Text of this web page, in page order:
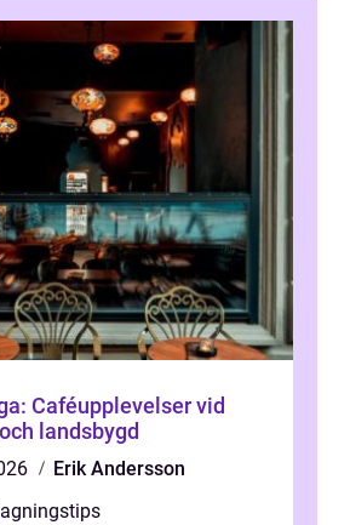
Caféupplevelser vid
landsbygd
Erik Andersson